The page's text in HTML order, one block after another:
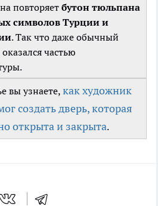
повторяет бутон тюльпана
символов Турции и
. Так что даже обычный
частью
вы узнаете,как художник
создать дверь, которая
открыта и закрыта.